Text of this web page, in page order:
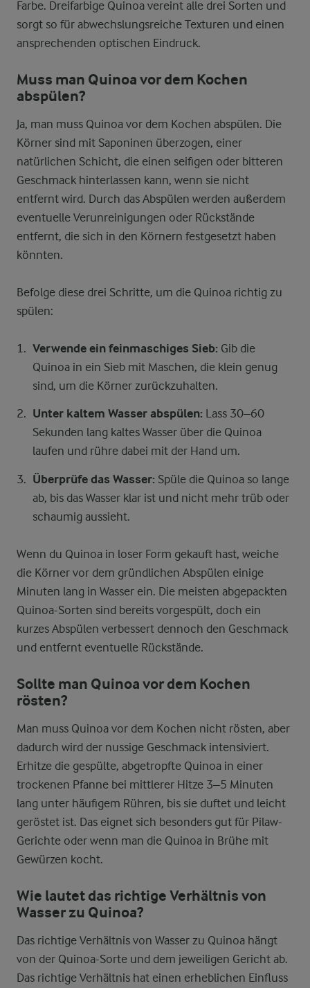
Farbe. Dreifarbige Quinoa vereint alle drei Sorten und
sorgt so für abwechslungsreiche Texturen und einen
ansprechenden optischen Eindruck.
Muss man Quinoa vor dem Kochen
abspülen?
Ja, man muss Quinoa vor dem Kochen abspülen. Die
Körner sind mit Saponinen überzogen, einer
natürlichen Schicht, die einen seifigen oder bitteren
Geschmack hinterlassen kann, wenn sie nicht
entfernt wird. Durch das Abspülen werden außerdem
eventuelle Verunreinigungen oder Rückstände
entfernt, die sich in den Körnern festgesetzt haben
könnten.
Befolge diese drei Schritte, um die Quinoa richtig zu
spülen:
Verwende ein feinmaschiges Sieb: Gib die
Quinoa in ein Sieb mit Maschen, die klein genug
sind, um die Körner zurückzuhalten.
Unter kaltem Wasser abspülen: Lass 30–60
Sekunden lang kaltes Wasser über die Quinoa
laufen und rühre dabei mit der Hand um.
Überprüfe das Wasser: Spüle die Quinoa so lange
ab, bis das Wasser klar ist und nicht mehr trüb oder
schaumig aussieht.
Wenn du Quinoa in loser Form gekauft hast, weiche
die Körner vor dem gründlichen Abspülen einige
Minuten lang in Wasser ein. Die meisten abgepackten
Quinoa-Sorten sind bereits vorgespült, doch ein
kurzes Abspülen verbessert dennoch den Geschmack
und entfernt eventuelle Rückstände.
Sollte man Quinoa vor dem Kochen
rösten?
Man muss Quinoa vor dem Kochen nicht rösten, aber
dadurch wird der nussige Geschmack intensiviert.
Erhitze die gespülte, abgetropfte Quinoa in einer
trockenen Pfanne bei mittlerer Hitze 3–5 Minuten
lang unter häufigem Rühren, bis sie duftet und leicht
geröstet ist. Das eignet sich besonders gut für Pilaw-
Gerichte oder wenn man die Quinoa in Brühe mit
Gewürzen kocht.
Wie lautet das richtige Verhältnis von
Wasser zu Quinoa?
Das richtige Verhältnis von Wasser zu Quinoa hängt
von der Quinoa-Sorte und dem jeweiligen Gericht ab.
Das richtige Verhältnis hat einen erheblichen Einfluss